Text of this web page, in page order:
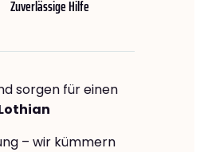
Zuverlässige Hilfe
sorgen für einen
– wir kümmern